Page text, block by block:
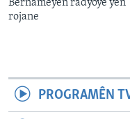
Bernameyên radyoyê yên
rojane
PROGRAMÊN